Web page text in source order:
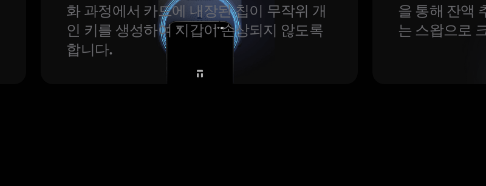
화 과정에서 카드에 내장된 칩이 무작위 개
인 키를 생성하여 지갑이 손상되지 않도록
합니다.
을 통해 잔액
는 스왑으로